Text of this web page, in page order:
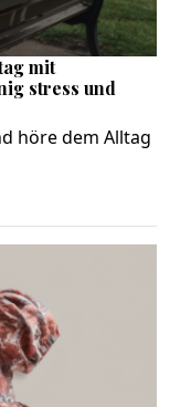
mit
stress und
höre dem Alltag